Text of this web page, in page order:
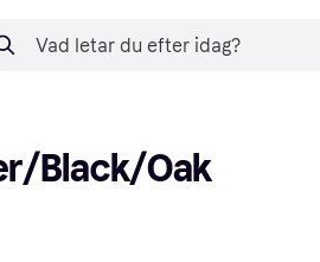
Black/Oak